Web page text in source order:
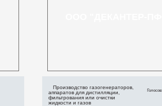
Производство газогенераторов,
аппаратов для дистилляции,
фильтрования или очистки
жидкости и газов